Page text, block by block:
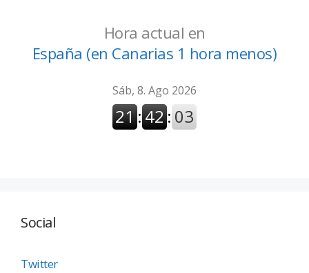
Hora actual en
España (en Canarias 1 hora menos)
Social
Twitter